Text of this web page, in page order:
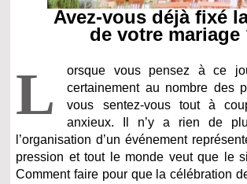
Avez-vous déjà fixé
de votre mariage
L
orsque vous pensez à ce
certainement au nombre des
vous sentez-vous tout à
anxieux. Il n’y a rien de
l’organisation d’un événement
pression et tout le monde veut que le
Comment faire pour que la célébration